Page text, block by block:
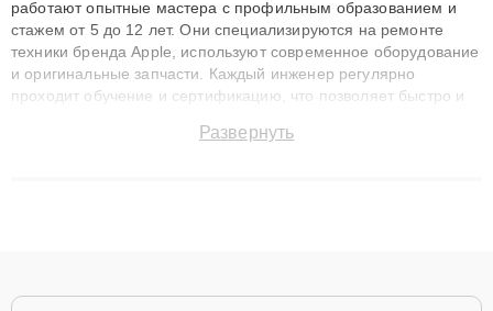
работают опытные мастера с профильным образованием и
стажем от 5 до 12 лет. Они специализируются на ремонте
техники бренда Apple, используют современное оборудование
и оригинальные запчасти. Каждый инженер регулярно
проходит обучение и сертификацию, что позволяет быстро и
сохранением гарантии до 3 лет. Наши мастера решают
Развернуть